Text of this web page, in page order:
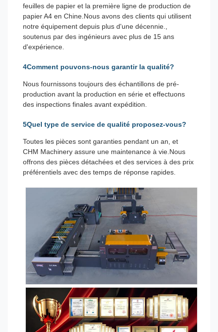
feuilles de papier et la première ligne de production de
papier A4 en Chine.Nous avons des clients qui utilisent
notre équipement depuis plus d'une décennie.,
soutenus par des ingénieurs avec plus de 15 ans
d'expérience.
4Comment pouvons-nous garantir la qualité?
Nous fournissons toujours des échantillons de pré-
production avant la production en série et effectuons
des inspections finales avant expédition.
5Quel type de service de qualité proposez-vous?
Toutes les pièces sont garanties pendant un an, et
CHM Machinery assure une maintenance à vie.Nous
offrons des pièces détachées et des services à des prix
préférentiels avec des temps de réponse rapides.